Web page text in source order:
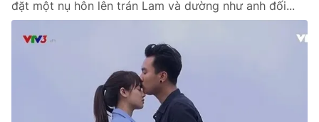
đặt một nụ hôn lên trán Lam và dường như anh đối...